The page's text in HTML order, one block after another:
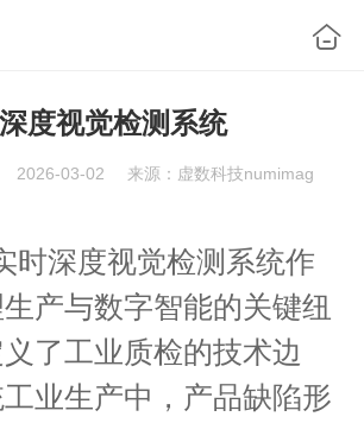
度视觉检测系统
2026-03-02 来源：虚数科技numimag
时深度视觉检测系统作
产与数字智能的关键纽
了工业质检的技术边
业生产中，产品缺陷形